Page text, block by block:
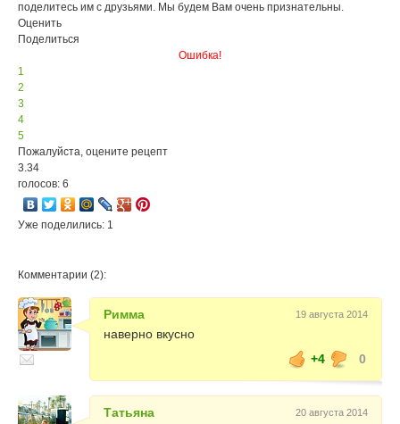
поделитесь им с друзьями. Мы будем Вам очень признательны.
Оценить
Поделиться
Ошибка!
1
2
3
4
5
Пожалуйста, оцените рецепт
3.34
голосов: 6
Уже поделились: 1
Комментарии (2):
Римма 19 августа 2014
наверно вкусно
+4
0
Татьяна 20 августа 2014